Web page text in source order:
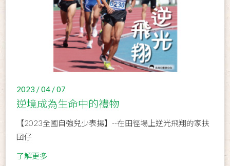
2023 / 04 / 07
逆境成為生命中的禮物
【2023全國自強兒少表揚】--在田徑場上逆光飛翔的家扶
囝仔
了解更多